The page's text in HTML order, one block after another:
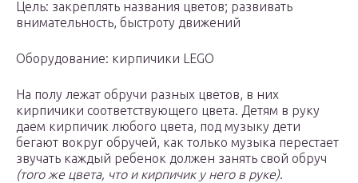
Цель: закреплять названия цветов; развивать
внимательность, быстроту движений
Оборудование: кирпичики LEGO
На полу лежат обручи разных цветов, в них
кирпичики соответствующего цвета. Детям в руку
даем кирпичик любого цвета, под музыку дети
бегают вокруг обручей, как только музыка перестает
звучать каждый ребенок должен занять свой обруч
(того же цвета, что и кирпичик у него в руке).